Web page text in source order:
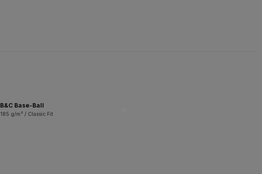
B&C Base-Ball
185 g/m² / Classic Fit